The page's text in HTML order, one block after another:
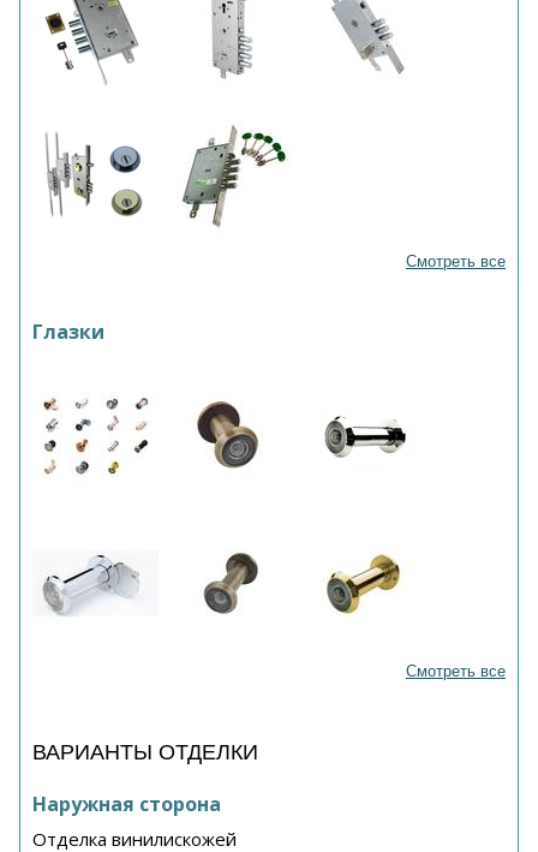
Смотреть все
Глазки
Смотреть все
ВАРИАНТЫ ОТДЕЛКИ
Наружная сторона
Отделка винилискожей